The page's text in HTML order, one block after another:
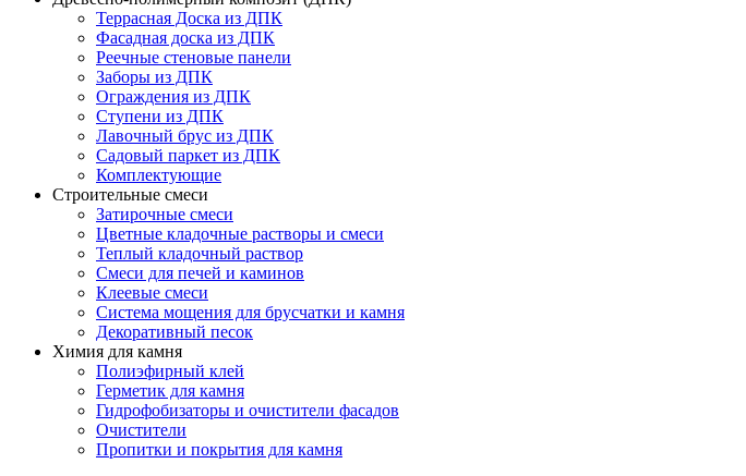
Террасная Доска из ДПК
Фасадная доска из ДПК
Реечные стеновые панели
Заборы из ДПК
Ограждения из ДПК
Ступени из ДПК
Лавочный брус из ДПК
Садовый паркет из ДПК
Комплектующие
Строительные смеси
Затирочные смеси
Цветные кладочные растворы и смеси
Теплый кладочный раствор
Смеси для печей и каминов
Клеевые смеси
Система мощения для брусчатки и камня
Декоративный песок
Химия для камня
Полиэфирный клей
Герметик для камня
Гидрофобизаторы и очистители фасадов
Очистители
Пропитки и покрытия для камня